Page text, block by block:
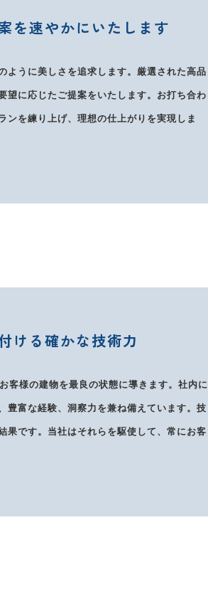
を速やかにいたします
ように美しさを追求します。厳選された高品
望に応じたご提案をいたします。お打ち合わ
ンを練り上げ、理想の仕上がりを実現しま
ける確かな技術力
客様の建物を最良の状態に導きます。社内に
豊富な経験、洞察力を兼ね備えています。技
果です。当社はそれらを駆使して、常にお客